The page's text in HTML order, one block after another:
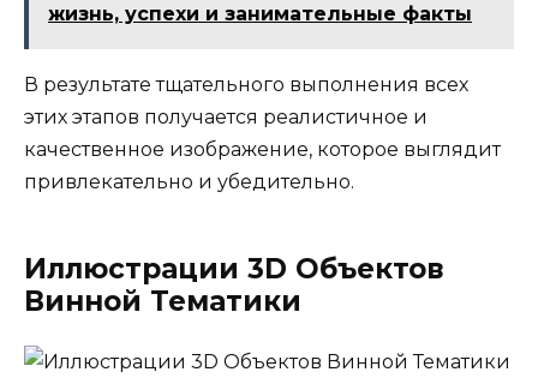
жизнь, успехи и занимательные факты
В результате тщательного выполнения всех
этих этапов получается реалистичное и
качественное изображение, которое выглядит
привлекательно и убедительно.
Иллюстрации 3D Объектов
Винной Тематики